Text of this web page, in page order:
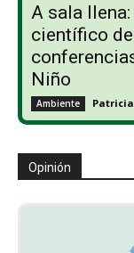
A sala
científico
Niño
Ambiente
Opinión